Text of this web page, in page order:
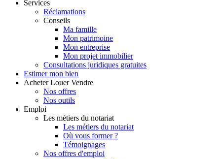
Services
Réclamations
Conseils
Ma famille
Mon patrimoine
Mon entreprise
Mon projet immobilier
Consultations juridiques gratuites
Estimer mon bien
Acheter Louer Vendre
Nos offres
Nos outils
Emploi
Les métiers du notariat
Les métiers du notariat
Où vous former ?
Témoignages
Nos offres d'emploi